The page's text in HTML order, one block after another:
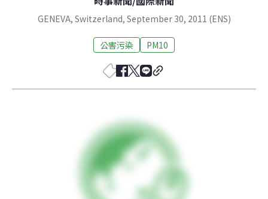
GENEVA, Switzerland, September 30, 2011 (ENS)
公害污染 PM10